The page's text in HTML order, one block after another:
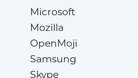
Microsoft
Mozilla
OpenMoji
Samsung
Skype